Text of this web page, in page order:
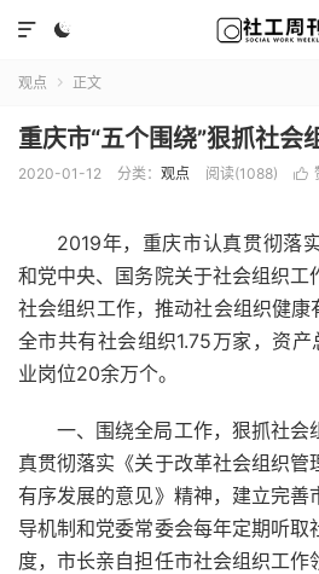


观点  正文
重庆市“五个围绕”狠抓社会
2020-01-12 分类： 观点 阅读(1088) 
2019年，重庆市认真贯彻落
和党中央、国务院关于社会组织工
社会组织工作，推动社会组织健康
全市共有社会组织1.75万家，资
业岗位20余万个。
一、围绕全局工作，狠抓社会
真贯彻落实《关于改革社会组织管
有序发展的意见》精神，建立完善
导机制和党委常委会每年定期听取
度，市长亲自担任市社会组织工作